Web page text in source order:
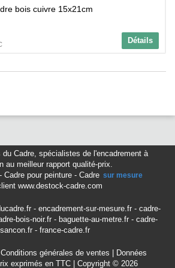
bois cuivre 15x21cm
Détails
du Cadre, spécialistes de l'encadrement à
au meilleur rapport qualité-prix.
- Cadre pour peinture - Cadre sur mesure
www.destock-cadre.com
- encadrement-sur-mesure.fr- cadre-
bois-noir.fr - baguette-au-metre.fr - cadre-
- france-cadre.fr
Conditions générales de ventes
Données
exprimés en TTC | Copyright © 2026